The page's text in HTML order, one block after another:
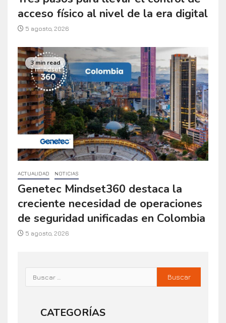
ACTUALIDAD NOTICIAS
Genetec Mindset360 destaca la
creciente necesidad de operaciones
de seguridad unificadas en Colombia
5 agosto, 2026
CATEGORÍAS
Análisis
Comités nacionales